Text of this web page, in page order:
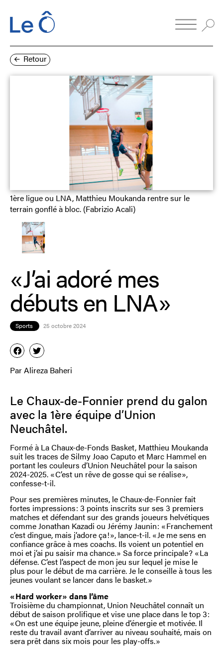
Retour
« J’ai adoré mes
débuts en LNA »
Sports 25 octobre 2024
Par Alireza Baheri
Le Chaux-de-Fonnier prend du galon
avec la 1ère équipe d’Union
Neuchâtel.
Formé à La Chaux-de-Fonds Basket, Matthieu Moukanda
suit les traces de Silmy Joao Caputo et Marc Hammel en
portant les couleurs d’Union Neuchâtel pour la saison
2024-2025. « C’est un rêve de gosse qui se réalise »,
confesse-t-il.
Pour ses premières minutes, le Chaux-de-Fonnier fait
fortes impressions : 3 points inscrits sur ses 3 premiers
matches et défendant sur des grands joueurs helvétiques
comme Jonathan Kazadi ou Jérémy Jaunin : « Franchement
c’est dingue, mais j’adore ça ! », lance-t-il. « Je me sens en
confiance grâce à mes coachs. Ils voient un potentiel en
moi et j’ai pu saisir ma chance. » Sa force principale ? « La
défense. C’est l’aspect de mon jeu sur lequel je mise le
plus pour le début de ma carrière. Je le conseille à tous les
jeunes voulant se lancer dans le basket. »
« Hard worker » dans l’âme
Troisième du championnat, Union Neuchâtel connaît un
début de saison prolifique et vise une place dans le top 3 :
« On est une équipe jeune, pleine d’énergie et motivée. Il
reste du travail avant d’arriver au niveau souhaité, mais on
sera prêt dans six mois pour les play-offs. »
1ère ligue ou LNA, Matthieu Moukanda rentre sur le
terrain gonflé à bloc. (Fabrizio Acali)